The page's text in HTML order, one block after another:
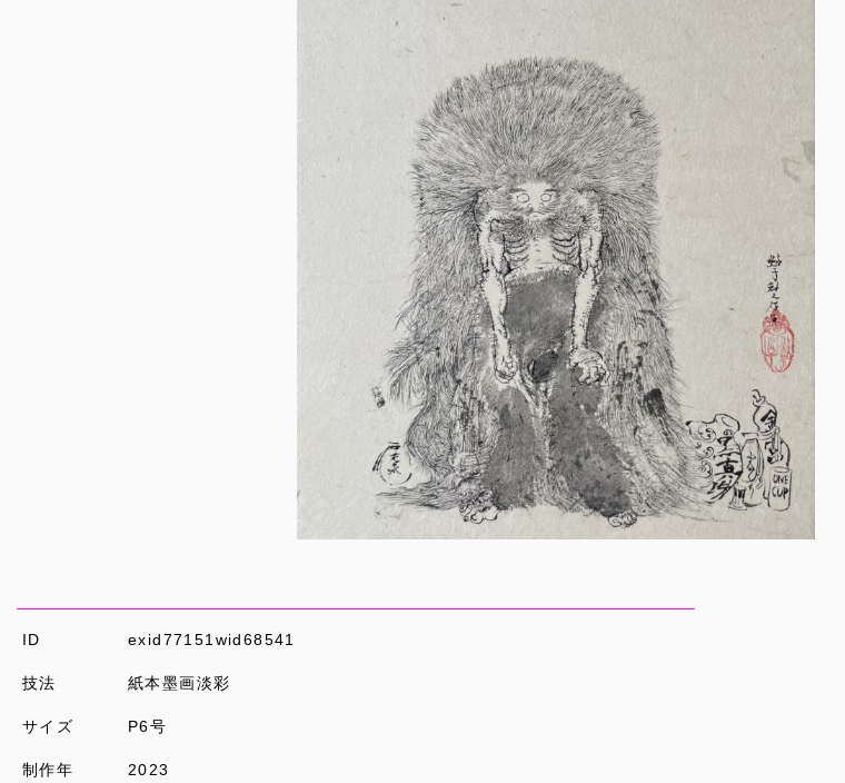
ID exid77151wid68541
技法 紙本墨画淡彩
サイズ P6号
制作年 2023